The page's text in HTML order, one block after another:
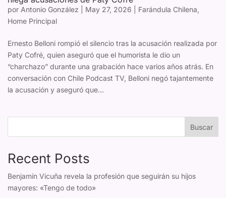
por Antonio González May 27, 2026 Farándula Chilena,
Home Principal
Ernesto Belloni rompió el silencio tras la acusación realizada por
Paty Cofré, quien aseguró que el humorista le dio un
“charchazo” durante una grabación hace varios años atrás. En
conversación con Chile Podcast TV, Belloni negó tajantemente
la acusación y aseguró que...
Buscar
Recent Posts
Benjamín Vicuña revela la profesión que seguirán su hijos
mayores: «Tengo de todo»